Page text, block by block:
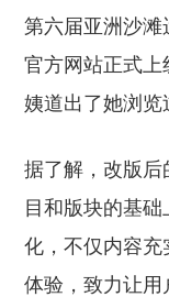
第六届亚洲沙滩
官方网站正式
姨道出了她浏览
据了解，改版
目和版块的基
化，不仅内容
体验，致力让用